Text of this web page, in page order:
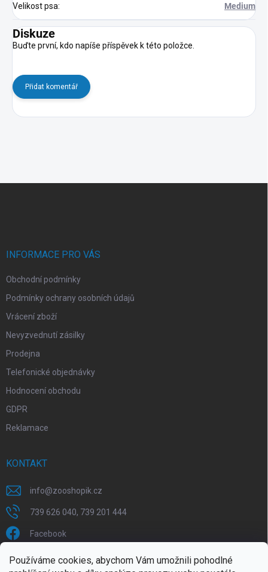
Používáme cookies, abychom Vám umožnili pohodlné
Velikost psa: Medium
Diskuze
Buďte první, kdo napíše příspěvek k této položce.
Přidat komentář
INFORMACE PRO VÁS
Obchodní podmínky
Podmínky ochrany osobních údajů
Vrácení zboží
Nevyzvednutí zásilky
Prodejna
Telefonické objednávky
Hodnocení obchodu
GDPR
Reklamace
KONTAKT
info@zooshopik.cz
739 626 040, 739 201 444
Facebook
FACEBOOK